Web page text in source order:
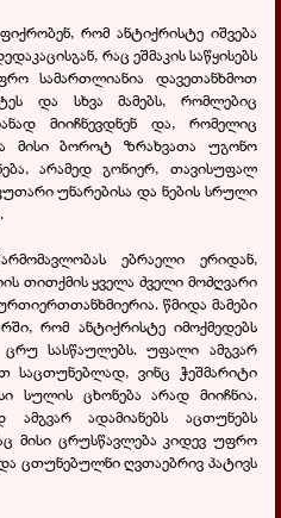
რომ ანტიქრისტე იშვება
რაც ეშმაკის საწყისებს
სამართლიანია დავეთანხმოთ
და სხვა მამებს, რომლებიც
მიიჩნევდნენ და, რომელიც
მისი ბოროტ ზრახვათა უგონო
არამედ გონიერ, თავისუფალ
უნარებისა და ნების სრული
ებრაელი ერიდან,
თითქმის ყველა ძველი მოძღვარი
წმიდა მამები
რომ ანტიქრისტე იმოქმედებს
სასწაულებს. უფალი ამგვარ
საცთუნებლად, ვინც ჭეშმარიტი
სულის ცხონება არად მიიჩნია.
ადამიანებს აცთუნებს
მისი ცრუსწავლება კიდევ უფრო
ცთუნებულნი ღვთაებრივ პატივს